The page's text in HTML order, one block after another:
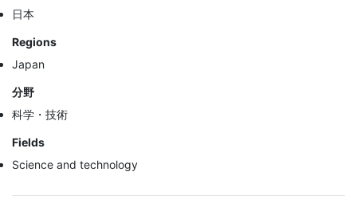
日本
Regions
Japan
分野
科学・技術
Fields
Science and technology